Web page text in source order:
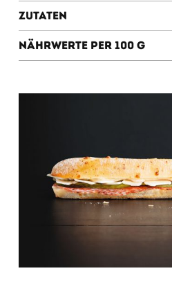
VIDEOS
Zutaten
Nährwerte per 100 g